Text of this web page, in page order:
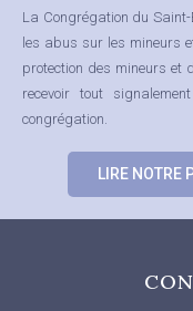
La Congrégation du Saint-
les abus sur les mineurs
protection des mineurs et
recevoir tout
congrégation.
LIRE NOTRE